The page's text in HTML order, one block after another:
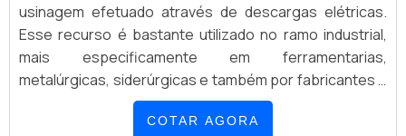
usinagem efetuado através de descargas elétricas.
Esse recurso é bastante utilizado no ramo industrial,
mais especificamente em ferramentarias,
metalúrgicas, siderúrgicas e também por fabricantes e
prestadores de serviços.De modo geral, as empresas
especializadas no segmento de criação mecânica de
COTAR AGORA